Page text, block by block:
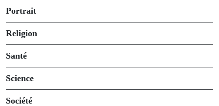
Portrait
Religion
Santé
Science
Société